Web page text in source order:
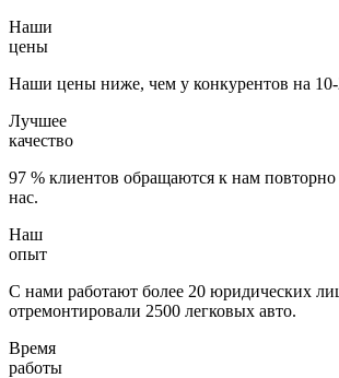
Наши
цены
Наши цены ниже, чем у конкурентов на
Лучшее
качество
97 % клиентов обращаются к нам
нас.
Наш
опыт
С нами работают более 20 юридических
отремонтировали 2500 легковых авто.
Время
работы